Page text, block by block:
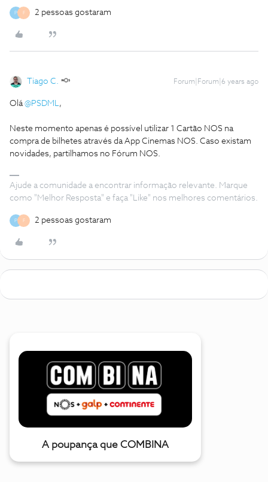
P F 2 pessoas gostaram
Tiago C. Forum|Forum|6 years ago
Olá@PSDML,
Neste momento apenas é possível utilizar 1 Cartão NOS na
compra de bilhetes através da App Cinemas NOS. Caso existam
novidades, partilhamos no Fórum NOS.
Ajude a comunidade a encontrar informação relevante. Marque
como "Melhor Resposta" e faça "Like" nos melhores comentários.
P F 2 pessoas gostaram
A poupança que COMBINA